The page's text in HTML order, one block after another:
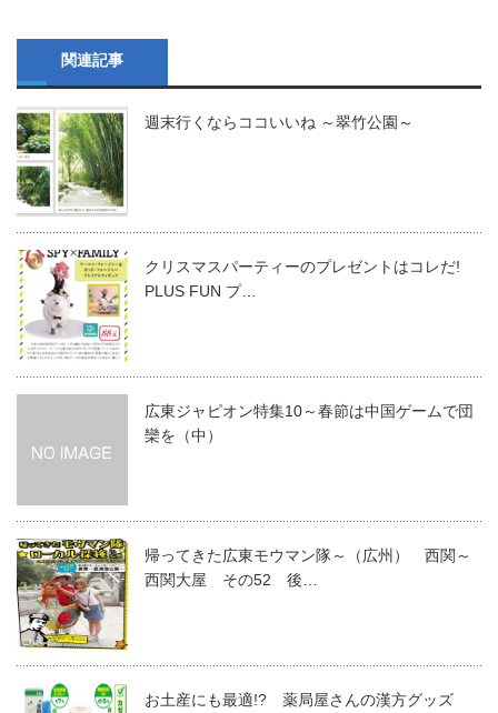
関連記事
週末行くならココいいね ～翠竹公園～
クリスマスパーティーのプレゼントはコレだ!
PLUS FUN プ…
広東ジャピオン特集10～春節は中国ゲームで団
欒を（中）
帰ってきた広東モウマン隊～（広州） 西関～
西関大屋 その52 後…
お土産にも最適!? 薬局屋さんの漢方グッズ